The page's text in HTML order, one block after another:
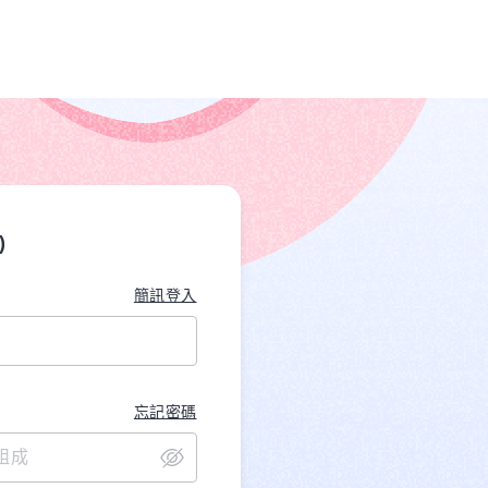
簡訊登入
忘記密碼